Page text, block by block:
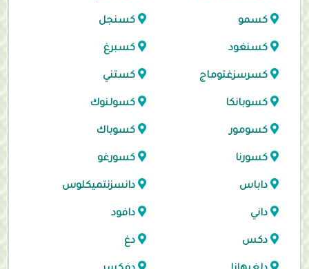
كسمو كسنجل
كسنغود كسبرغ
كسرسزغتوماج كستني
كسوبانكا كسولنوك
كسومور كسوباك
كسورنا كسورغو
داباس دانسزنتميكلوس
داني دافود
دكس دغ